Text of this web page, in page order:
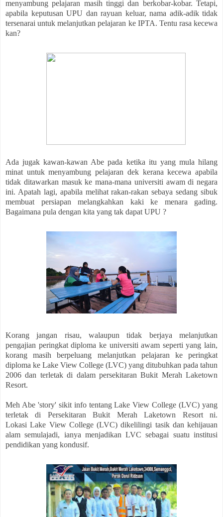
menyambung pelajaran masih tinggi dan berkobar-kobar. Tetapi,
apabila keputusan UPU dan rayuan keluar, nama adik-adik tidak
tersenarai untuk melanjutkan pelajaran ke IPTA. Tentu rasa kecewa
kan?
Ada jugak kawan-kawan Abe pada ketika itu yang mula hilang
minat untuk menyambung pelajaran dek kerana kecewa apabila
tidak ditawarkan masuk ke mana-mana universiti awam di negara
ini. Apatah lagi, apabila melihat rakan-rakan sebaya sedang sibuk
membuat persiapan melangkahkan kaki ke menara gading.
Bagaimana pula dengan kita yang tak dapat UPU ?
Korang jangan risau, walaupun tidak berjaya melanjutkan
pengajian peringkat diploma ke universiti awam seperti yang lain,
korang masih berpeluang melanjutkan pelajaran ke peringkat
diploma ke Lake View College (LVC) yang ditubuhkan pada tahun
2006 dan terletak di dalam persekitaran Bukit Merah Laketown
Resort.
Meh Abe 'story' sikit info tentangLake View College (LVC) yang
terletak di Persekitaran Bukit Merah Laketown Resort ni.
LokasiLake View College (LVC) dikelilingi tasik dan kehijauan
alam semulajadi, ianya menjadikan LVC sebagai suatu institusi
pendidikan yang kondusif.